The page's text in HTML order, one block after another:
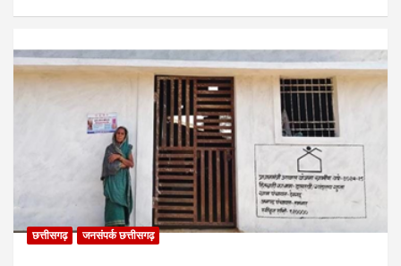
छत्तीसगढ़ जनसंपर्क छत्तीसगढ़